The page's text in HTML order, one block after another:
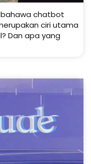
chatbot
ciri utama
Dan apa yang